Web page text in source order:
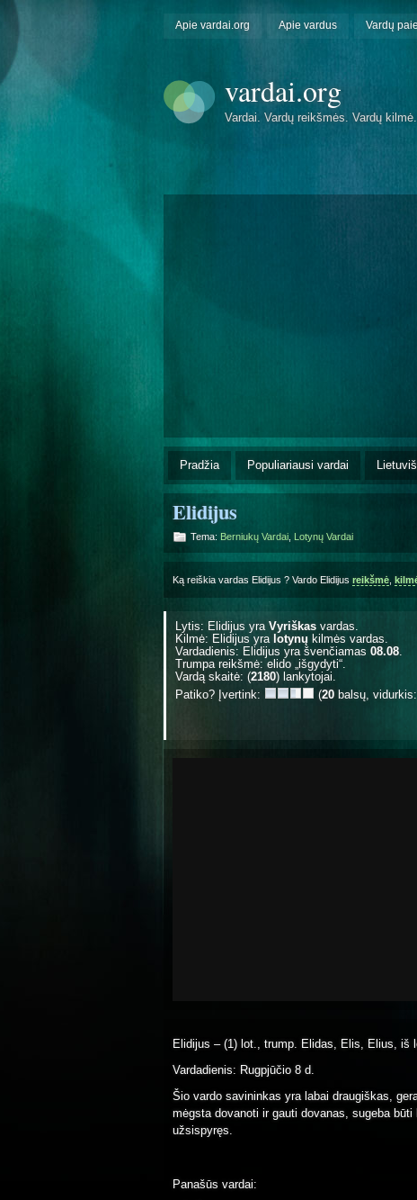
Apie vardai.org Apie vardus Vardų
vardai.org
Vardai. Vardų reikšmės. Vardų kilmė.
Pradžia Populiariausi vardai
Elidijus
Tema: Berniukų Vardai Lotynų Vardai
Ką reiškia vardas Elidijus ? Vardo Elidijus reikšmė
Lytis: Elidijus yra Vyriškas vardas.
Kilmė: Elidijus yra lotynų kilmės vardas.
Vardadienis: Elidijus yra švenčiamas 08.08
Trumpa reikšmė: elido „išgydyti“.
Vardą skaitė: (2180) lankytojai.
Patiko? Įvertink:
(20 balsų, vidurkis:
Elidijus – (1) lot., trump. Elidas, Elis, Elius, iš
Vardadienis: Rugpjūčio 8 d.
Šio vardo savininkas yra labai draugiškas,
mėgsta dovanoti ir gauti dovanas, sugeba
užsispyręs.
Panašūs vardai: